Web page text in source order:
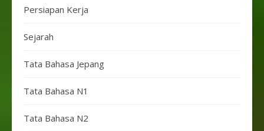
Persiapan Kerja
Sejarah
Tata Bahasa Jepang
Tata Bahasa N1
Tata Bahasa N2